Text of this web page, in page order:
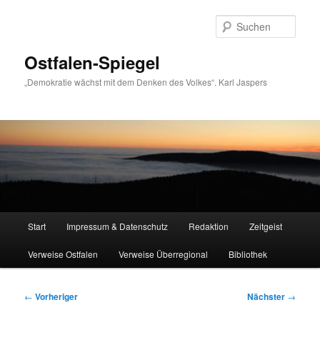
Ostfalen-Spiegel
„Demokratie wächst mit dem Denken des Volkes“. Karl Jaspers
Start Impressum & Datenschutz Redaktion Zeitgeist
Verweise Ostfalen Verweise Überregional Bibliothek
Beitragsnavigation
← Vorheriger Nächster →